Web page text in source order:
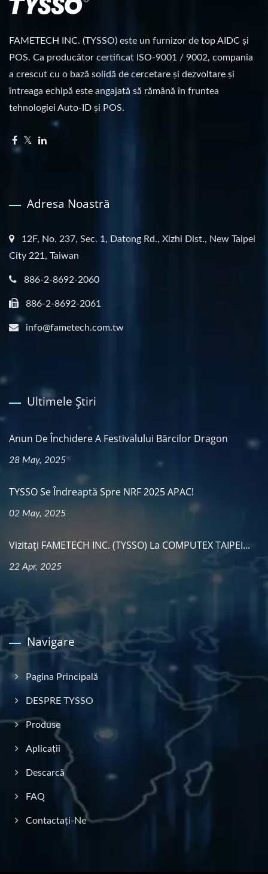
FAMETECH INC. (TYSSO) este un furnizor de top AIDC și
POS. Ca producător certificat ISO-9001 / 9002, compania
a crescut cu o bază solidă de cercetare și dezvoltare și
întreaga echipă este angajată să rămână în fruntea
tehnologiei Auto-ID și POS.
Adresa Noastră
12F, No. 237, Sec. 1, Datong Rd., Xizhi Dist., New Taipei
City 221, Taiwan
886-2-8692-2060
886-2-8692-2061
info@fametech.com.tw
Ultimele Știri
Anun De Închidere A Festivalului Bărcilor Dragon
28 May, 2025
TYSSO Se Îndreaptă Spre NRF 2025 APAC!
02 May, 2025
Vizitați FAMETECH INC. (TYSSO) La COMPUTEX TAIPEI...
22 Apr, 2025
Navigare
Pagina Principală
DESPRE TYSSO
Produse
Aplicații
Descarcă
FAQ
Contactați-Ne